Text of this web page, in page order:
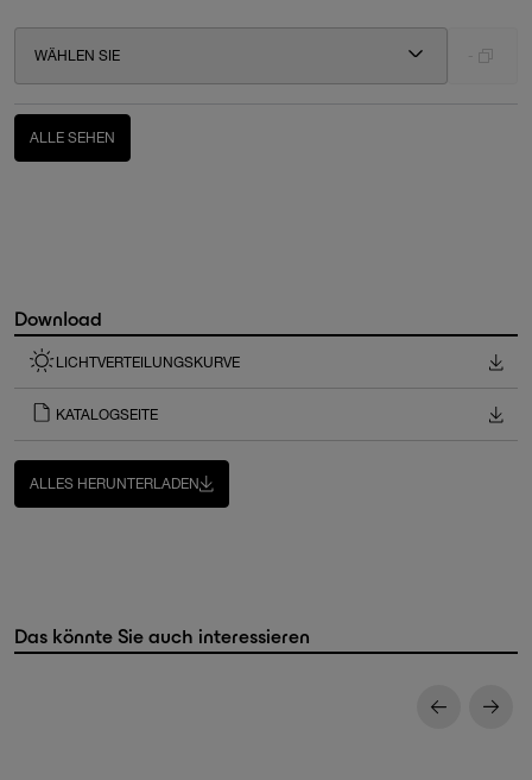
WÄHLEN SIE
ALLE SEHEN
Download
LICHTVERTEILUNGSKURVE
KATALOGSEITE
ALLES HERUNTERLADEN
Das könnte Sie auch interessieren